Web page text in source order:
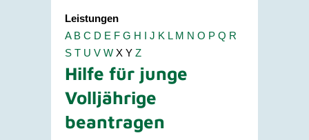
Leistungen
A B C D E F G H I J K L M N O P Q R
S T U V W X Y Z
Hilfe für junge
Volljährige
beantragen